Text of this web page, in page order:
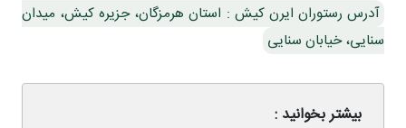
آدرس رستوران ایرن کیش : استان هرمزگان، جزیره کیش، میدان
سنایی، خیابان سنایی
بیشتر بخوانید :